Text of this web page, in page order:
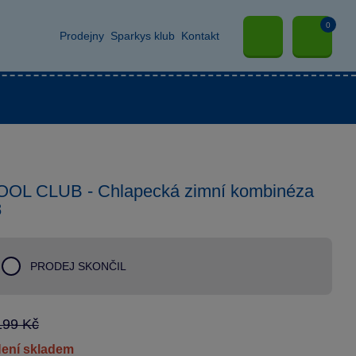
Prodejny Sparkys klub Kontakt
0
CLUB - Chlapecká zimní kombinéza
PRODEJ SKONČIL
Kč
není skladem